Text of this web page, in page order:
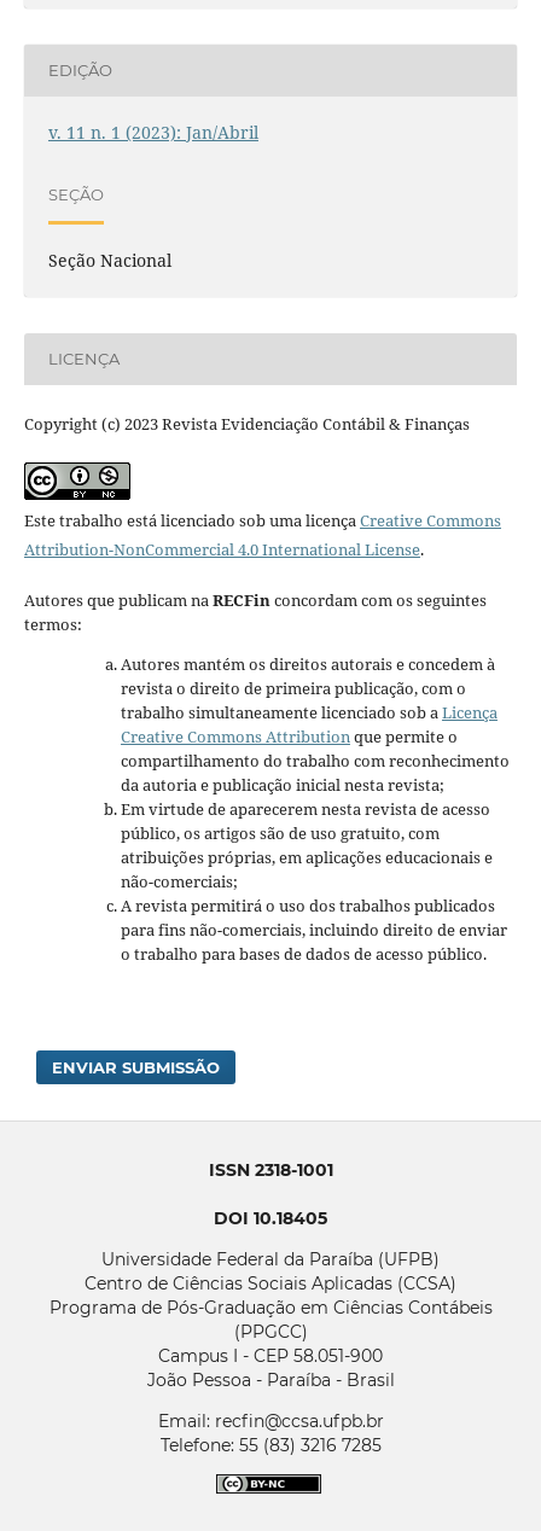
EDIÇÃO
v. 11 n. 1 (2023): Jan/Abril
SEÇÃO
Seção Nacional
LICENÇA
Copyright (c) 2023 Revista Evidenciação Contábil & Finanças
Este trabalho está licenciado sob uma licençaCreative Commons
Attribution-NonCommercial 4.0 International License.
Autores que publicam naRECFinconcordam com os seguintes
termos:
Autores mantém os direitos autorais e concedem à
revista o direito de primeira publicação, com o
trabalho simultaneamente licenciado sob aLicença
Creative Commons Attributionque permite o
compartilhamento do trabalho com reconhecimento
da autoria e publicação inicial nesta revista;
Em virtude de aparecerem nesta revista de acesso
público, os artigos são de uso gratuito, com
atribuições próprias, em aplicações educacionais e
não-comerciais;
A revista permitirá o uso dos trabalhos publicados
para fins não-comerciais, incluindo direito de enviar
o trabalho para bases de dados de acesso público.
ENVIAR SUBMISSÃO
ISSN 2318-1001
DOI 10.18405
Universidade Federal da Paraíba (UFPB)
Centro de Ciências Sociais Aplicadas (CCSA)
Programa de Pós-Graduação em Ciências Contábeis
(PPGCC)
Campus I - CEP 58.051-900
João Pessoa - Paraíba - Brasil
Email: recfin@ccsa.ufpb.br
Telefone: 55 (83) 3216 7285